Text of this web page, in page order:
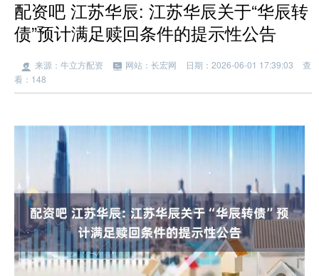
配资吧 江苏华辰: 江苏华辰关于“华辰转
债”预计满足赎回条件的提示性公告
来源：牛立方配资 网站：长宏网 日期：2026-06-01 17:39:03
查
看：148